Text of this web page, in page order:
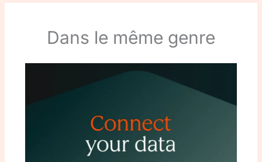
Dans le même genre